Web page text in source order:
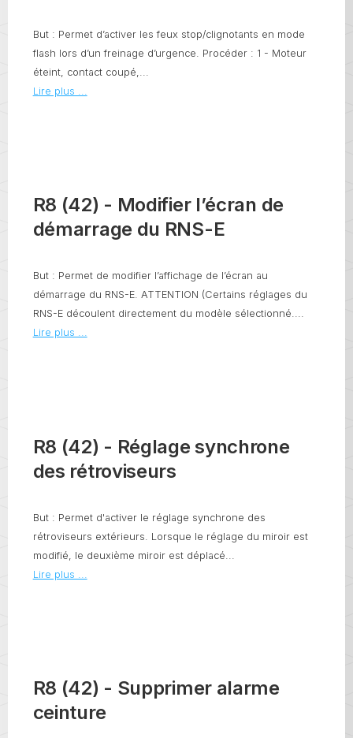
But : Permet d’activer les feux stop/clignotants en mode
flash lors d’un freinage d’urgence. Procéder : 1 - Moteur
éteint, contact coupé,...
Lire plus ...
R8 (42) - Modifier l’écran de
démarrage du RNS-E
But : Permet de modifier l’affichage de l’écran au
démarrage du RNS-E. ATTENTION (Certains réglages du
RNS-E découlent directement du modèle sélectionné....
Lire plus ...
R8 (42) - Réglage synchrone
des rétroviseurs
But : Permet d'activer le réglage synchrone des
rétroviseurs extérieurs. Lorsque le réglage du miroir est
modifié, le deuxième miroir est déplacé...
Lire plus ...
R8 (42) - Supprimer alarme
ceinture